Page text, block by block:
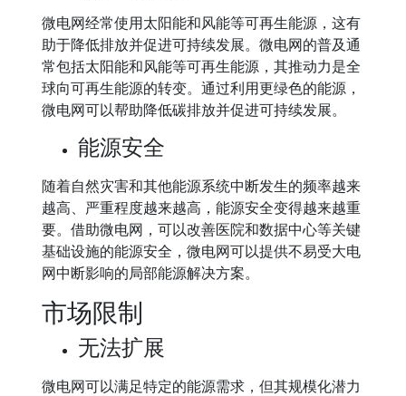
微电网经常使用太阳能和风能等可再生能源，这有
助于降低排放并促进可持续发展。微电网的普及通
常包括太阳能和风能等可再生能源，其推动力是全
球向可再生能源的转变。通过利用更绿色的能源，
微电网可以帮助降低碳排放并促进可持续发展。
能源安全
随着自然灾害和其他能源系统中断发生的频率越来
越高、严重程度越来越高，能源安全变得越来越重
要。借助微电网，可以改善医院和数据中心等关键
基础设施的能源安全，微电网可以提供不易受大电
网中断影响的局部能源解决方案。
市场限制
无法扩展
微电网可以满足特定的能源需求，但其规模化潜力